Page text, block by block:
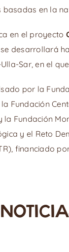
basadas en la
en el proyecto
desarrollará
Sar, en el
por la
Fundación
la Fundación
y el Reto
financiado